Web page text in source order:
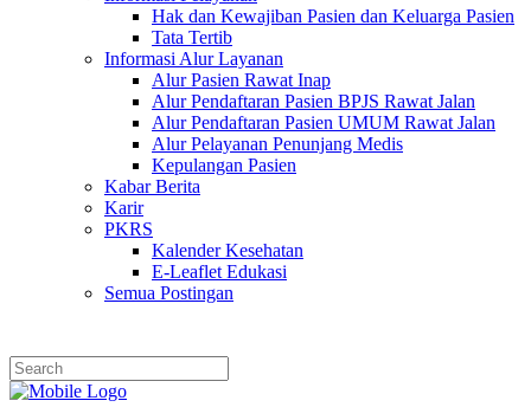
Hak dan Kewajiban Pasien dan Keluarga Pasien
Tata Tertib
Informasi Alur Layanan
Alur Pasien Rawat Inap
Alur Pendaftaran Pasien BPJS Rawat Jalan
Alur Pendaftaran Pasien UMUM Rawat Jalan
Alur Pelayanan Penunjang Medis
Kepulangan Pasien
Kabar Berita
Karir
PKRS
Kalender Kesehatan
E-Leaflet Edukasi
Semua Postingan